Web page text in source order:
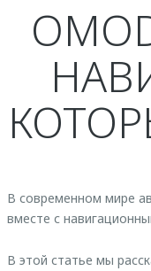
В современном мире
вместе с
В этой статье мы